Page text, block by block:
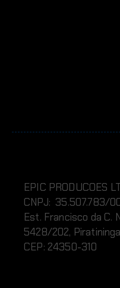
EPIC PRODUCOES
CNPJ: 35.507.783/
Est. Francisco da C.
5428/202,
CEP: 24350-310